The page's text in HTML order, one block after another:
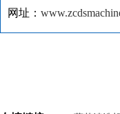
网址：